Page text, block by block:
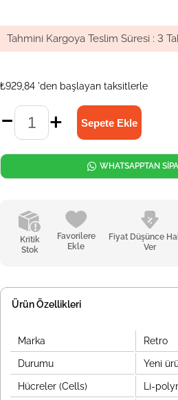
Tahmini Kargoya Teslim Süresi : 3
₺929,84 'den başlayan taksitlerle
Kritik
Stok
Favorilere
Ekle
Fiyat Düşünce
Ver
WHATSAPPTAN
Ürün Özellikleri
Marka Retro
Durumu Yeni
Hücreler (Cells) Li-